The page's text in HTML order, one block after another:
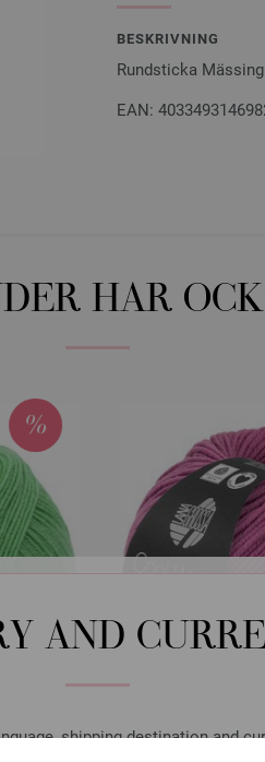
AND
shipping destination and
BESKRIVNING
Rundsticka
EAN:
HAR